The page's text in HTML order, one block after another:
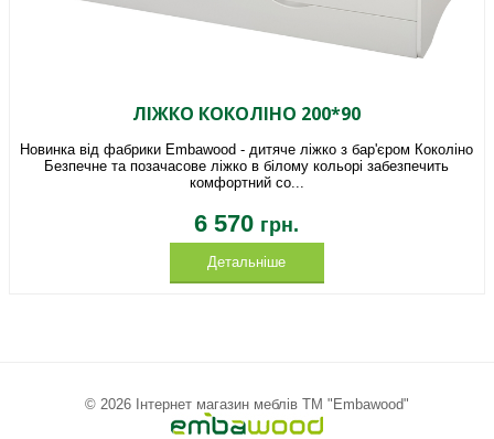
ЛІЖКО КОКОЛІНО 200*90
Новинка від фабрики Embawood - дитяче ліжко з бар'єром Коколіно
Безпечне та позачасове ліжко в білому кольорі забезпечить
комфортний со...
6 570 грн.
Детальніше
© 2026 Інтернет магазин меблів ТМ "Embawood"